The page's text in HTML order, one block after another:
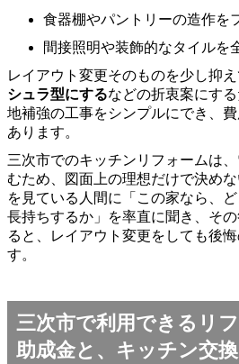
食器棚やパントリーの造作を
間接照明や装飾的なタイルを
レイアウト変更そのものを少し抑え
シュラ型にするなどの折衷案にす
地補強の工事をシンプルにでき、
あります。
三次市でのキッチンリフォームは
むため、図面上の理想だけで決め
を見ている人間に「この家なら、
長持ちするか」を率直に聞き、そ
ると、レイアウト変更をしても後
す。
三次市で利用できるリ
助成金と、キッチン交